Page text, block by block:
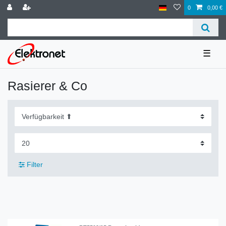
0 0,00 €
☰
Rasierer & Co
Filter